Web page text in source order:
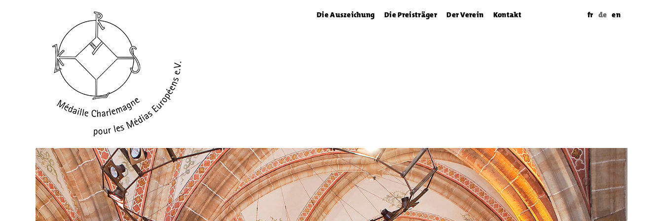
fr de en
Die Auszeichung Die Preisträger Der Verein Kontakt
Médaille Charlemagne